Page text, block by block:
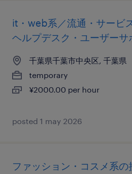
it・web系／流通・サービ
ヘルプデスク・ユーザーサ
千葉県千葉市中央区, 千葉県
temporary
¥2000.00 per hour
posted 1 may 2026
ファッション・コスメ系の